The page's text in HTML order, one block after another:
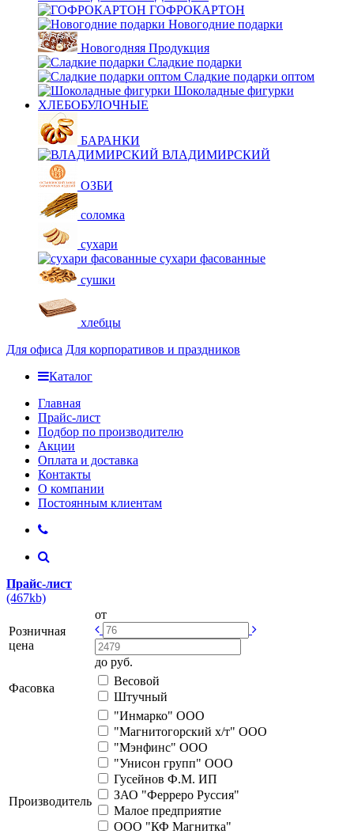
ГОФРОКАРТОН
Новогодние подарки
Новогодняя Продукция
Сладкие подарки
Сладкие подарки оптом
Шоколадные фигурки
ХЛЕБОБУЛОЧНЫЕ
БАРАНКИ
ВЛАДИМИРСКИЙ
ОЗБИ
соломка
сухари
сухари фасованные
сушки
хлебцы
Для офиса Для корпоративов и праздников
Каталог
Главная
Прайс-лист
Подбор по производителю
Акции
Оплата и доставка
Контакты
О компании
Постоянным клиентам
Прайс-лист
(467kb)
Розничная
цена
от
до руб.
Фасовка
Весовой
Штучный
Производитель
"Инмарко" ООО
"Магнитогорский х/т" ООО
"Мэнфинс" ООО
"Унисон групп" ООО
Гусейнов Ф.М. ИП
ЗАО "Ферреро Руссия"
Малое предприятие
ООО "КФ Магнитка"